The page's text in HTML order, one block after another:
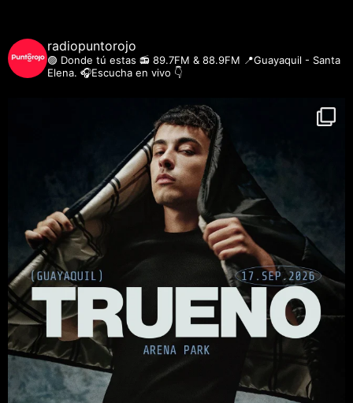
radiopuntorojo
🟣 Donde tú estas 📻 89.7FM & 88.9FM 📍Guayaquil - Santa
Elena. 🎧Escucha en vivo 👇